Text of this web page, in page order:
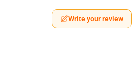
Write your review